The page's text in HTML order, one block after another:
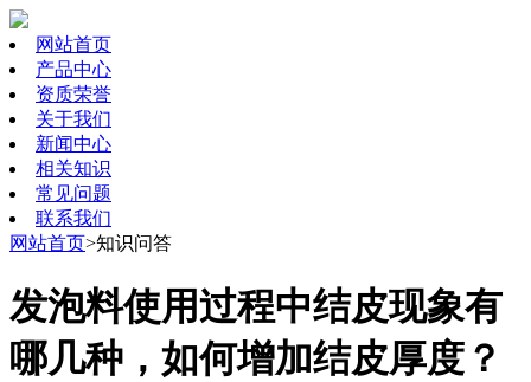
网站首页
产品中心
资质荣誉
关于我们
新闻中心
相关知识
常见问题
联系我们
网站首页>知识问答
发泡料使用过程中结皮现象有
哪几种，如何增加结皮厚度？